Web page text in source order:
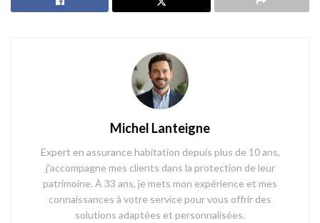
Michel Lanteigne
Expert en assurance habitation depuis plus de 10 ans,
j'accompagne mes clients dans la protection de leur
patrimoine. À 33 ans, je mets mon expérience et mes
connaissances à votre service pour vous offrir des
solutions adaptées et personnalisées.